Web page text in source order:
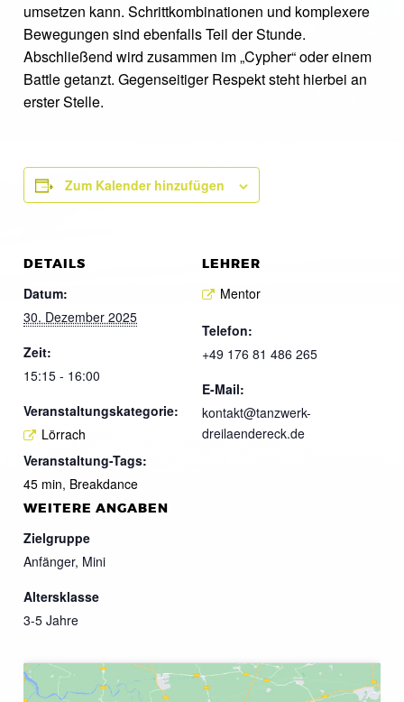
umsetzen kann. Schrittkombinationen und komplexere
Bewegungen sind ebenfalls Teil der Stunde.
Abschließend wird zusammen im „Cypher“ oder einem
Battle getanzt. Gegenseitiger Respekt steht hierbei an
erster Stelle.
Zum Kalender hinzufügen
DETAILS
Datum:
30. Dezember 2025
Zeit:
15:15 - 16:00
Veranstaltungskategorie:
Lörrach
Veranstaltung-Tags:
45 min, Breakdance
LEHRER
Mentor
Telefon:
+49 176 81 486 265
E-Mail:
kontakt@tanzwerk-
dreilaendereck.de
WEITERE ANGABEN
Zielgruppe
Anfänger, Mini
Altersklasse
3-5 Jahre